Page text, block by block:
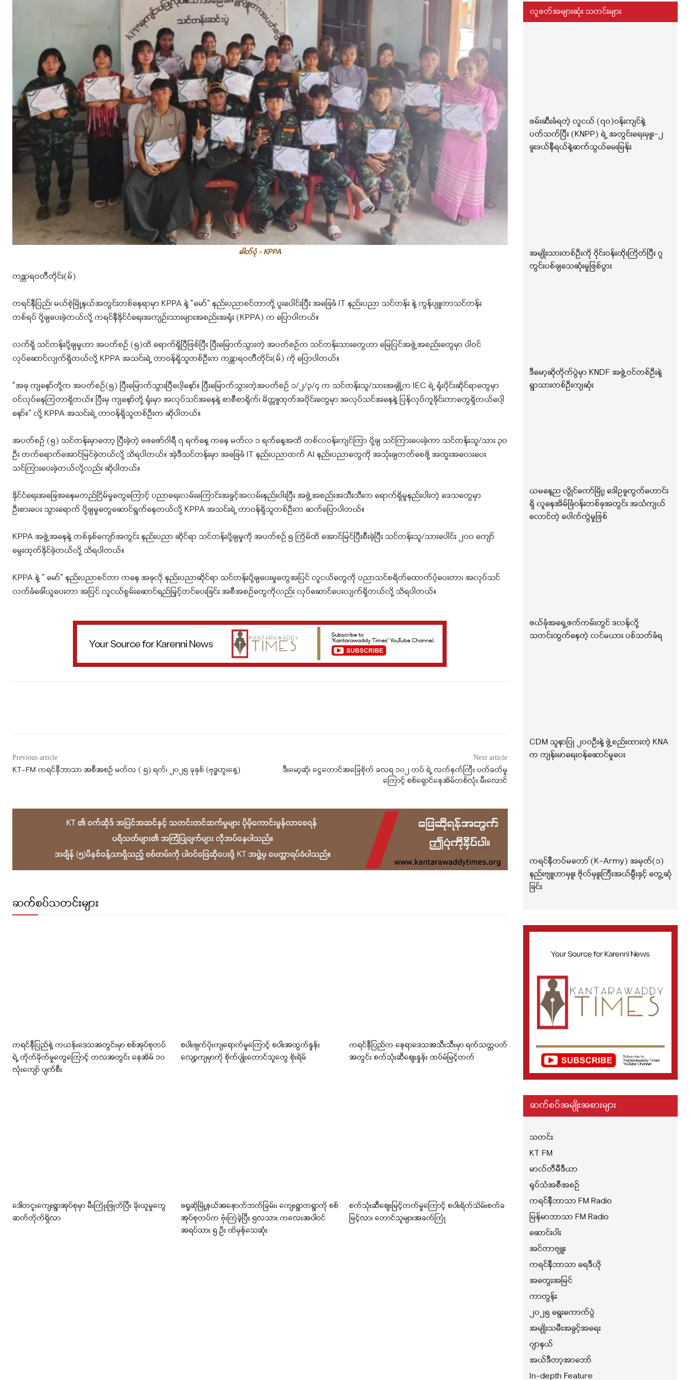
ဓါတ်ပုံ - KPPA
ကန္တာရဝတီတိုင်း(မ်)
ကရင်နီပြည်၊ မယ်စဲ့မြို့နယ်အတွင်းတစ်နေရာမှာ KPPA နဲ့ “မော်” နည်းပညာစင်တာတို့ ပူးပေါင်းပြီး အခြေခံ IT နည်းပညာ သင်တန်း နဲ့ ကွန်ပျူတာသင်တန်း
တစ်ရပ် ပို့ချပေးခဲ့တယ်လို့ ကရင်နီနိုင်ငံရေးအကျဥ်းသားများအစည်းအရုံး (KPPA) က ပြောပါတယ်။
လက်ရှိ သင်တန်းပို့ချမှုဟာ အပတ်စဥ် (၅)ထိ ရောက်ရှိပြီဖြစ်ပြီး ပြီးမြောက်သွားတဲ့ အပတ်စဥ်က သင်တန်းသားတွေဟာ မြေပြင်အဖွဲ့အစည်းတွေမှာ ပါဝင်
လုပ်ဆောင်လျက်ရှိတယ်လို့ KPPA အသင်းရဲ့ တာဝန်ရှိသူတစ်ဦးက ကန္တာရဝတီတိုင်း(မ်) ကို ပြောပါတယ်။
“အခု ကျနော်တို့က အပတ်စဥ်(၅) ပြီးမြောက်သွားပြီပေါ့နော်။ ပြီးမြောက်သွားတဲ့အပတ်စဥ် ၁/၂/၃/၄ က သင်တန်းသူ/သားအချို့က IEC ရဲ့ ရုံးပိုင်းဆိုင်ရာတွေမှာ
ဝင်လုပ်နေကြတာရှိတယ်။ ပြီးမှ ကျနော်တို့ ရုံးမှာ အလုပ်သင်အနေနဲ့ စာစီစာရိုက်၊ မိတ္တူထုတ်အပိုင်းတွေမှာ အလုပ်သင်အနေနဲ့ ပြန်လုပ်ကူခိုင်းတာတွေရှိတယ်ပေါ့
နော်။” လို့ KPPA အသင်းရဲ့ တာဝန်ရှိသူတစ်ဦးက ဆိုပါတယ်။
အပတ်စဥ် (၅) သင်တန်းမှာတော့ ပြီးခဲ့တဲ့ ဖေဖော်ဝါရီ ၇ ရက်နေ့ ကနေ မတ်လ ၁ ရက်နေ့အထိ တစ်လဝန်းကျင်ကြာ ပို့ချ သင်ကြားပေးခဲ့ကာ သင်တန်းသူ/သား ၃၀
ဦး တက်ရောက်အောင်မြင်ခဲ့တယ်လို့ သိရပါတယ်။ အဲ့ဒီသင်တန်းမှာ အခြေခံ IT နည်းပညာထက် AI နည်းပညာတွေကို အသုံးချတတ်စေဖို့ အထူးအလေးပေး
သင်ကြားပေးခဲ့တယ်လို့လည်း ဆိုပါတယ်။
နိုင်ငံရေးအခြေအနေမတည်ငြိမ်မှုတွေကြောင့် ပညာရေးလမ်းကြောင်းအခွင့်အလမ်းနည်းပါးပြီး အဖွဲ့အစည်းအသီးသီးက ရောက်ရှိမှုနည်းပါးတဲ့ ဒေသတွေမှာ
ဦးစား‌ပေး သွားရောက် ပို့ချမှုတွေဆောင်ရွက်နေတယ်လို့ KPPA အသင်းရဲ့ တာဝန်ရှိသူတစ်ဦးက ဆက်ပြောပါတယ်။
KPPA အဖွဲ့အနေနဲ့ တစ်နှစ်ကျော်အတွင်း နည်းပညာ ဆိုင်ရာ သင်တန်းပို့ချမှုကို အပတ်စဉ် ၅ ကြိမ်ထိ အောင်မြင်ပြီးစီးခဲ့ပြီး သင်တန်းသူ/သား‌ပေါင်း ၂၀၀ ကျော်
မွေးထုတ်နိုင်ခဲ့တယ်လို့ သိရပါတယ်။
KPPA နဲ့ ” မော်” နည်းပညာစင်တာ ကနေ အခုလို နည်းပညာဆိုင်ရာ သင်တန်းပို့ချပေးမှုတွေအပြင် လူငယ်တွေကို ပညာသင်စရိတ်ထောက်ပံ့ပေးတာ၊ အလုပ်သင်
လက်ခံခေါ်ယူပေးတာ အပြင် လူငယ်စွမ်းဆောင်ရည်မြှင့်တင်ပေးခြင်း အစီအစဥ်တွေကိုလည်း လုပ်ဆောင်ပေးလျက်ရှိတယ်လို့ သိရပါတယ်။
Previous article
KT-FM ကရင်နီဘာသာ အစီအစဉ် မတ်လ ( ၅) ရက်၊ ၂၀၂၅ ခုနှစ် (ဗုဒ္ဓဟူးနေ့)
Next article
ဒီးမော့ဆို၊ ငွေတောင်အခြေစိုက် ခလရ ၁၀၂ တပ် ရဲ့ လက်နက်ကြီး ပတ်ခတ်မှု
ကြောင့် စစ်ရှောင်နေအိမ်တစ်လုံး မီးလောင်
ဆက်စပ်သတင်းများ
ကရင်နီပြည်နဲ့ ကယန်းဒေသအတွင်းမှာ စစ်အုပ်စုတပ်
ရဲ့ တိုက်ခိုက်မှုတွေကြောင့် တလအတွင်း နေအိမ် ၁၀
လုံးကျော် ပျက်စီး
စပါးဖျက်ပိုးကျရောက်မှုကြောင့် စပါးအထွက်နှုန်း
လျော့ကျမှာကို စိုက်ပျိုးတောင်သူတွေ စိုးရိမ်
ကရင်နီပြည်က နေရာဒေသအသီးသီးမှာ ရက်သတ္တပတ်
အတွင်း စက်သုံးဆီဈေးနှုန်း ထပ်မံမြင့်တက်
ဒေါတငူးကျေးရွာအုပ်စုမှာ မီးကြိုးဖြုတ်ပြီး ခိုးယူမှုတွေ
ဆက်တိုက်ရှိလာ
ဖရူဆိုမြို့နယ်အနောက်ဘက်ခြမ်း၊ ကျေးရွာတရွာကို စစ်
အုပ်စုတပ်က ဗုံးကြဲခဲ့ပြီး ၅လသား ကလေးအပါဝင်
အရပ်သား ၅ ဦး ထိမှန်သေဆုံး
စက်သုံးဆီဈေးမြင့်တက်မှုကြောင့် စပါးရိတ်သိမ်းစက်ခ
မြင့်လာ၊ တောင်သူများအခက်ကြုံ
လူဖတ်အများဆုံး သတင်းများ
ဖမ်းဆီးခံရတဲ့ လူငယ် (၇၀)ဝန်းကျင်နဲ့
ပတ်သက်ပြီး (KNPP) ရဲ့ အတွင်းရေးမှူး-၂
ခူးဒယ်နီရယ်နဲ့ဆက်သွယ်မေးမြန်း
အမျိုးသားတစ်ဦးကို ဝိုင်းဝန်းထိုးကြိတ်ပြီး ဂူ
တွင်းပစ်ချသေဆုံးမှုဖြစ်ပွား
ဒီမော့ဆိုတိုက်ပွဲမှာ KNDF အဖွဲ့ဝင်တစ်ဦးနဲ့
ရွာသားတစ်ဦးကျဆုံး
ယမနေ့ည လွိုင်ကော်မြို့၊ ဒေါဥခူကွက်ဟောင်း
ရှိ လူနေအိမ်ခြံဝန်းတစ်ခုအတွင်း အသံကျယ်
လောင်တဲ့ ပေါက်ကွဲမှုဖြစ်
ဖယ်ခုံအရှေ့ဖက်ကမ်းတွင် ဒလန်လို့
သတင်းထွက်နေတဲ့ လင်မယား ပစ်သတ်ခံရ
CDM သူနာပြု ၂၀၀ဦးနဲ့ ဖွဲ့စည်းထားတဲ့ KNA
က ကျန်းမာရေးဝန်ဆောင်မှုပေး
ကရင်နီတပ်မတော် (K-Army) အမှတ်(၁)
နည်းဗျူဟာမှူး ဗိုလ်မှူးကြီးအယ်မွီးနှင့် တွေ့ဆုံ
ခြင်း
ဆက်စပ်အမျိုးအစားများ
သတင်း
KT FM
မာလ်တီမီဒီယာ
ရုပ်သံအစီအစဉ်
ကရင်နီဘာသာ FM Radio
မြန်မာဘာသာ FM Radio
ဆောင်းပါး
အင်တာဗျူး
ကရင်နီဘာသာ ရေဒီယို
အတွေးအမြင်
ကာတွန်း
၂၀၂၅ ရွေးကောက်ပွဲ
အမျိုးသမီးအခွင့်အရေး
ဂျာနယ်
အယ်ဒီတာ့အာဘော်
In-depth Feature